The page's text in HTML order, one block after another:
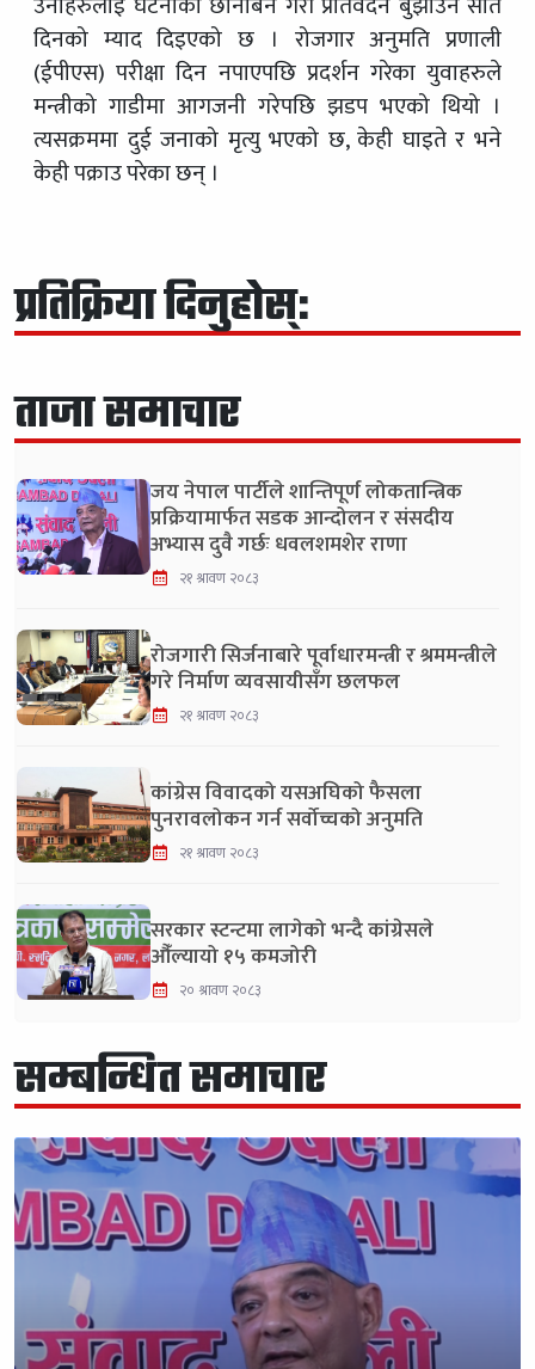
दिनको म्याद दिइएको छ । रोजगार अनुमति प्रणाली
(ईपीएस) परीक्षा दिन नपाएपछि प्रदर्शन गरेका युवाहरुले
मन्त्रीको गाडीमा आगजनी गरेपछि झडप भएको थियो ।
त्यसक्रममा दुई जनाको मृत्यु भएको छ, केही घाइते र भने
केही पक्राउ परेका छन् ।
प्रतिक्रिया दिनुहोस्:
ताजा समाचार
जय नेपाल पार्टीले शान्तिपूर्ण लोकतान्त्रिक
प्रक्रियामार्फत सडक आन्दोलन र संसदीय
अभ्यास दुवै गर्छः धवलशमशेर राणा
२१ श्रावण २०८३
रोजगारी सिर्जनाबारे पूर्वाधारमन्त्री र श्रममन्त्रीले
गरे निर्माण व्यवसायीसँग छलफल
२१ श्रावण २०८३
कांग्रेस विवादको यसअघिको फैसला
पुनरावलोकन गर्न सर्वोच्चको अनुमति
२१ श्रावण २०८३
सरकार स्टन्टमा लागेको भन्दै कांग्रेसले
औँल्यायो १५ कमजोरी
२० श्रावण २०८३
सम्बन्धित समाचार